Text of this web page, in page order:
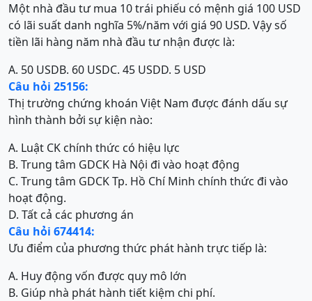
Một nhà đầu tư mua 10 trái phiếu có mệnh giá 100 USD
có lãi suất danh nghĩa 5%/năm với giá 90 USD. Vậy số
tiền lãi hàng năm nhà đầu tư nhận được là:
A. 50 USDB. 60 USDC. 45 USDD. 5 USD
Câu hỏi 25156:
Thị trường chứng khoán Việt Nam được đánh dấu sự
hình thành bởi sự kiện nào:
A. Luật CK chính thức có hiệu lực
B. Trung tâm GDCK Hà Nội đi vào hoạt động
C. Trung tâm GDCK Tp. Hồ Chí Minh chính thức đi vào
hoạt động.
D. Tất cả các phương án
Câu hỏi 674414:
Ưu điểm của phương thức phát hành trực tiếp là:
A. Huy động vốn được quy mô lớn
B. Giúp nhà phát hành tiết kiệm chi phí.